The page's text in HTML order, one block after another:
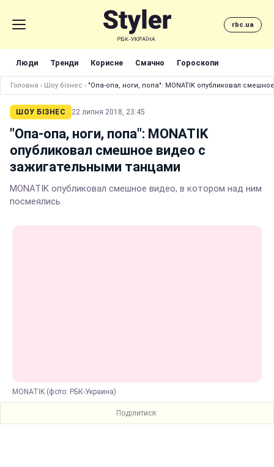
rbc.ua
Люди Тренди Корисне Смачно Гороскопи
Головна › Шоу бізнес › "Опа-опа, ноги, попа": MONATIK опубликовал
ШОУ БІЗНЕС 22 липня 2018, 23:45
"Опа-опа, ноги, попа": MONATIK
опубликовал смешное видео с
зажигательными танцами
MONATIK опубликовал смешное видео, в котором над ним
посмеялись
MONATIK (фото: РБК-Украина)
Поділитися: